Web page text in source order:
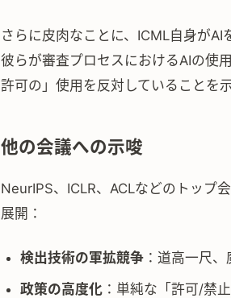
さらに皮肉なことに、ICML自身が
彼らが審査プロセスにおけるAIの使
許可の」使用を反対していることを示
他の会議への示唆
NeurIPS、ICLR、ACLなどのトップ
展開：
検出技術の軍拡競争 ：道高一尺
政策の高度化 ：単純な「許可/禁